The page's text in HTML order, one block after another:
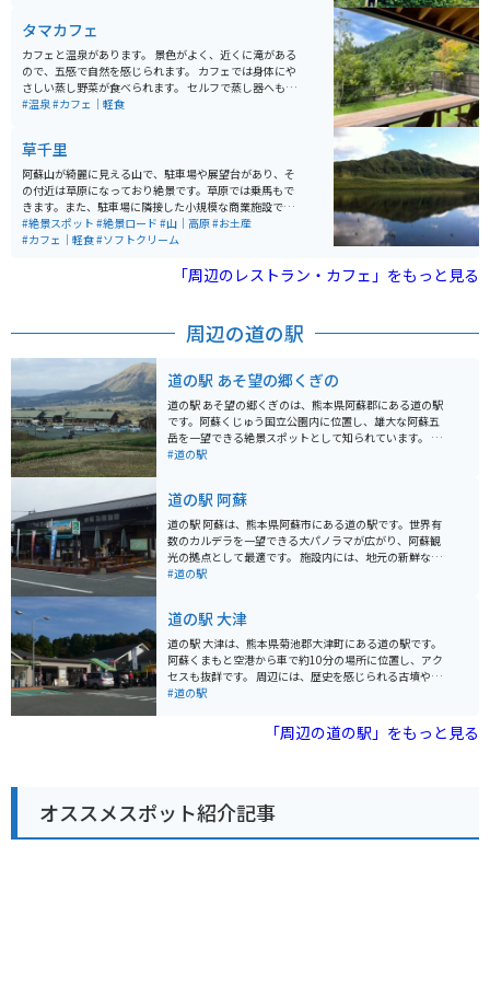
した。バナナケーキが絶品です。
タマカフェ
カフェと温泉があります。 景色がよく、近くに滝がある
ので、五感で自然を感じられます。 カフェでは身体にや
さしい蒸し野菜が食べられます。 セルフで蒸し器へもっ
ていき、蒸します。プリンもあり。 温泉に入りながらの
#温泉#カフェ｜軽食
草千里
阿蘇山が綺麗に見える山で、駐車場や展望台があり、そ
の付近は草原になっており絶景です。草原では乗馬もで
きます。また、駐車場に隣接した小規模な商業施設では
お土産が購入でき、屋台のような店もあり、熊本名物の
赤牛の串焼きなどもあります。オススメはソフトクリー
#絶景スポット #絶景ロード #山｜高原#お土産
#カフェ｜軽食#ソフトクリーム
「周辺のレストラン・カフェ」をもっと見る
周辺の道の駅
道の駅 あそ望の郷くぎの
道の駅 あそ望の郷くぎのは、熊本県阿蘇郡にある道の駅
です。阿蘇くじゅう国立公園内に位置し、雄大な阿蘇五
岳を一望できる絶景スポットとして知られています。 施
設内には、地元の新鮮な野菜や特産品を販売する物産
すすめは、阿蘇の雄大な自然を眺めながらゆったりと過
ごせる足湯です。 バイクで訪れる場合、道の駅には広々
とした駐車場が完備されているので安心です。阿蘇はツ
ーリングスポットとしても人気が高く、周辺には景色の
良いワインディングロードがたくさんあります。道の駅
草千里ヶ浜や阿蘇山など、阿蘇を代表する観光スポット
も点在しています。お土産には、阿蘇産の牛乳を使用し
た濃厚なソフトクリームやチーズ、高原野菜などがおす
すめです。
#道の駅
道の駅 阿蘇
道の駅 阿蘇は、熊本県阿蘇市にある道の駅です。世界有
数のカルデラを一望できる大パノラマが広がり、阿蘇観
光の拠点として最適です。 施設内には、地元の新鮮な野
菜や特産品を販売する物産館、阿蘇の雄大な自然を眺め
はおすすめです。 バイクで訪れる場合、道の駅 阿蘇は
広々とした駐車場があり、休憩場所としても最適です。
阿蘇山やミルクロードなど、周辺にはツーリングスポッ
トも豊富なので、バイク好きにはたまらない場所と言え
るでしょう。 道の駅 阿蘇から見える阿蘇五岳や外輪山は
#道の駅
道の駅 大津
道の駅 大津は、熊本県菊池郡大津町にある道の駅です。
阿蘇くまもと空港から車で約10分の場所に位置し、アク
セスも抜群です。 周辺には、歴史を感じられる古墳や神
社、豊かな自然と触れ合える公園など、観光スポットも
感できる「装飾古墳館」です。石室の内部を見学できる
貴重な体験ができます。また、バイクで訪れる方には、
す。特に、大津町産のトマトを使った「トマトカレー」
は、道の駅の人気メニューです。お土産にいかがでしょ
うか。
#道の駅
「周辺の道の駅」をもっと見る
オススメスポット紹介記事